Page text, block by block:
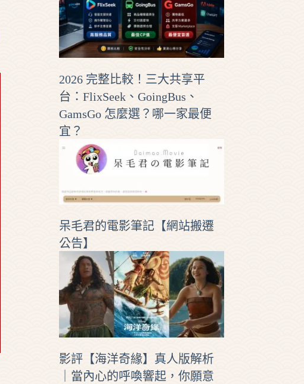
2026 完整比較！三大共享平
台：FlixSeek、GoingBus、
GamsGo 怎麼選？哪一家最便
宜？
呆毛君的電影筆記【網站搬遷
公告】
影評【海洋奇緣】真人版解析
｜當內心的呼喚響起，你願意